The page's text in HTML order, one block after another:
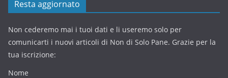
Resta aggiornato
Non cederemo mai i tuoi dati e li useremo solo per
comunicarti i nuovi articoli di Non di Solo Pane. Grazie per la
tua iscrizione:
Nome